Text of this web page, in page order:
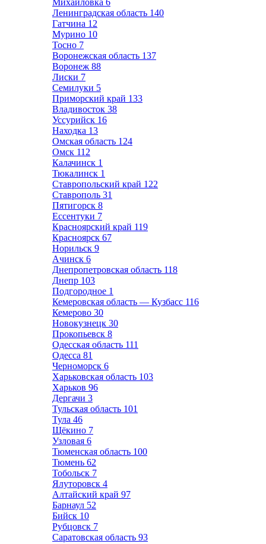
Михайловка 6
Ленинградская область 140
Гатчина 12
Мурино 10
Тосно 7
Воронежская область 137
Воронеж 88
Лиски 7
Семилуки 5
Приморский край 133
Владивосток 38
Уссурийск 16
Находка 13
Омская область 124
Омск 112
Калачинск 1
Тюкалинск 1
Ставропольский край 122
Ставрополь 31
Пятигорск 8
Ессентуки 7
Красноярский край 119
Красноярск 67
Норильск 9
Ачинск 6
Днепропетровская область 118
Днепр 103
Подгородное 1
Кемеровская область — Кузбасс 116
Кемерово 30
Новокузнецк 30
Прокопьевск 8
Одесская область 111
Одесса 81
Черноморск 6
Харьковская область 103
Харьков 96
Дергачи 3
Тульская область 101
Тула 46
Щёкино 7
Узловая 6
Тюменская область 100
Тюмень 62
Тобольск 7
Ялуторовск 4
Алтайский край 97
Барнаул 52
Бийск 10
Рубцовск 7
Саратовская область 93